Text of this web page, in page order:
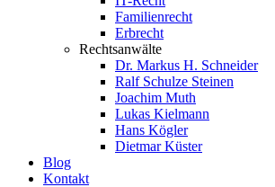
Familienrecht
Erbrecht
Rechtsanwälte
Dr. Markus H. Schneider
Ralf Schulze Steinen
Joachim Muth
Lukas Kielmann
Hans Kögler
Dietmar Küster
Blog
Kontakt